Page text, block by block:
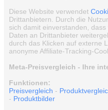
Diese Website verwendet
Drittanbietern. Durch die
sich damit einverstanden,
Daten an Drittanbieter
durch das Klicken auf externe
anonyme Affiliate-Tracking-
Meta-Preisvergleich - Ihre
Funktionen:
Preisvergleich -
- Produktbilder